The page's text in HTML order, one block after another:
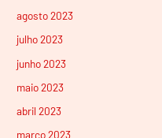
agosto 2023
julho 2023
junho 2023
maio 2023
abril 2023
março 2023